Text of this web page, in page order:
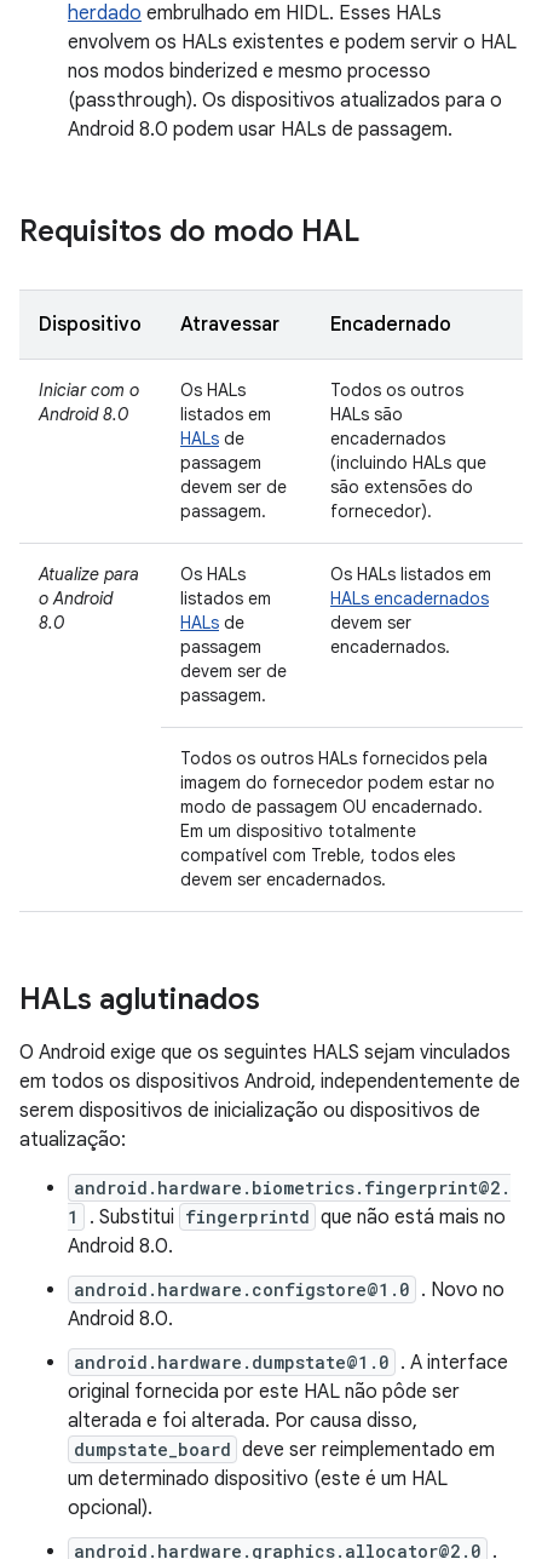
herdado embrulhado em HIDL. Esses HALs
envolvem os HALs existentes e podem servir o HAL
nos modos binderized e mesmo processo
(passthrough). Os dispositivos atualizados para o
Android 8.0 podem usar HALs de passagem.
Requisitos do modo HAL
Dispositivo Atravessar Encadernado
Iniciar com o
Android 8.0
Os HALs
listados em
HALs de
passagem
devem ser de
passagem.
Todos os outros
HALs são
encadernados
(incluindo HALs que
são extensões do
fornecedor).
Atualize para
o Android
8.0
Os HALs
listados em
HALs de
passagem
devem ser de
passagem.
Os HALs listados em
HALs encadernados
devem ser
encadernados.
Todos os outros HALs fornecidos pela
imagem do fornecedor podem estar no
modo de passagem OU encadernado.
Em um dispositivo totalmente
compatível com Treble, todos eles
devem ser encadernados.
HALs aglutinados
O Android exige que os seguintes HALS sejam vinculados
em todos os dispositivos Android, independentemente de
serem dispositivos de inicialização ou dispositivos de
atualização:
android.hardware.biometrics.fingerprint@2.
1
. Substitui fingerprintd que não está mais no
Android 8.0.
android.hardware.configstore@1.0 . Novo no
Android 8.0.
android.hardware.dumpstate@1.0 . A interface
original fornecida por este HAL não pôde ser
alterada e foi alterada. Por causa disso,
dumpstate_board deve ser reimplementado em
um determinado dispositivo (este é um HAL
opcional).
android.hardware.graphics.allocator@2.0 .